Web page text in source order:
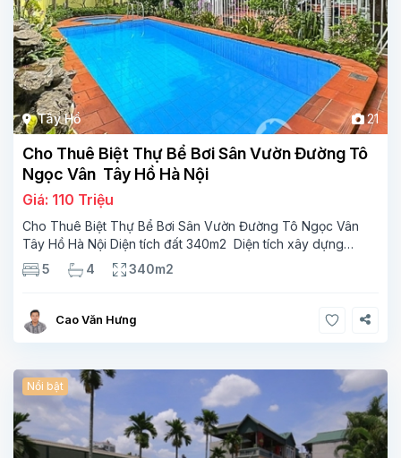
Tây Hồ 21
Cho Thuê Biệt Thự Bể Bơi Sân Vườn Đường Tô
Ngọc Vân Tây Hồ Hà Nội
Giá: 110 Triệu
Cho Thuê Biệt Thự Bể Bơi Sân Vườn Đường Tô Ngọc Vân
Tây Hồ Hà Nội Diện tích đất 340m2 Diện tích xây dựng
110m2 Xây 3 tầng, 5 phòng ngủ 4 phòng tắm Tầng 1, ,
phòng khách , phòng bếp-1wc Tầng 2, 3
5 4 340m2
Cao Văn Hưng
Nổi bật